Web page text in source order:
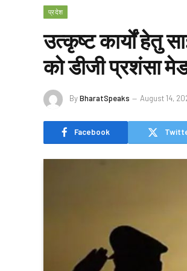
प्रदेश
उत्कृष्ट कार्यों हेतु
को डीजी प्रशंसा
ByBharatSpeaks August 14,
Facebook